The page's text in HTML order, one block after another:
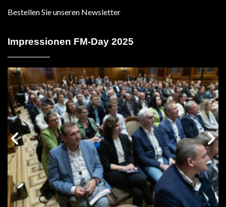
Bestellen Sie unseren Newsletter
Impressionen FM-Day 2025
vorige
Galerie